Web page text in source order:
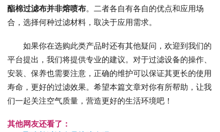
酯棉过滤布并非熔喷布。二者各自有各自的优点和应用场
合，选择何种过滤材料，取决于应用需求。
如果你在选购此类产品时还有其他疑问，欢迎到我们的
平台提出，我们将提供专业的建议。对于过滤设备的操作、
安装、保养也需要注意，正确的维护可以保证其更长的使用
寿命，更好的过滤效果。希望本篇文章对你有所帮助，让我
们一起关注空气质量，营造更好的生活环境吧！
其他网友还看了：